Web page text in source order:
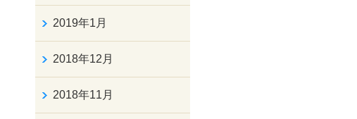
2019年1月
2018年12月
2018年11月